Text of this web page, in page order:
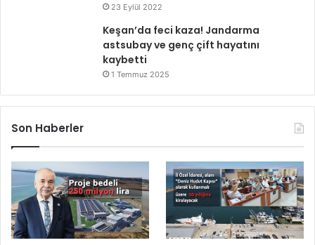
23 Eylül 2022
Keşan’da feci kaza! Jandarma
astsubay ve genç çift hayatını
kaybetti
1 Temmuz 2025
Son Haberler